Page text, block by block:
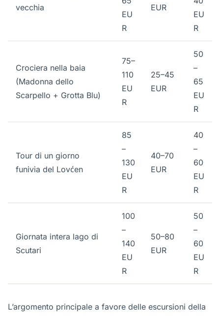
vecchia
EU
R
EUR
EU
R
Crociera nella baia
(Madonna dello
Scarpello + Grotta Blu)
75–
110
EU
R
25–45
EUR
50
–
65
EU
R
Tour di un giorno
funivia del Lovćen
85
–
130
EU
R
40–70
EUR
40
–
60
EU
R
Giornata intera lago di
Scutari
100
–
140
EU
R
50–80
EUR
50
–
60
EU
R
L’argomento principale a favore delle escursioni della